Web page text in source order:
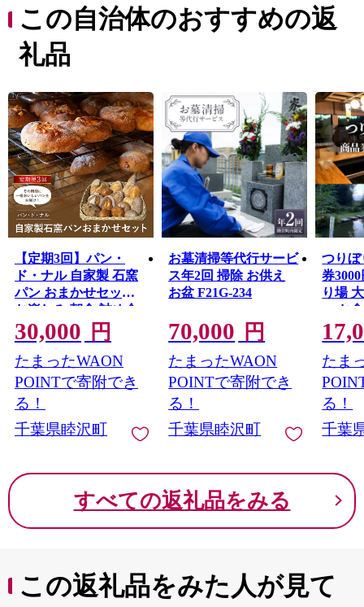
力です。豊かな自然と歴史が息づき、どこか懐かしさと
素朴さを感じる町。それがむつざわです。
この自治体のおすすめの返
礼品
【定期3回】パン・
ド・ナル 自家製 石窯
パン おまかせセット
お楽しみ 朝食 詰め合
わせ おやつ ぱん 軽食
F21G-083
30,000 円
たまったWAON
POINTで寄附でき
る！
千葉県睦沢町
お墓清掃等代行サービ
ス年2回 掃除 お供え
お盆 F21G-234
70,000 円
たまったWAON
POINTで寄附でき
る！
千葉県睦沢町
つりぼ
券
り場
ェ お
町
たま
る！
千葉
すべての返礼品をみる
この返礼品をみた人が見て